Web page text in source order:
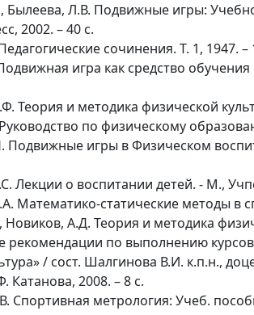
Л.В. Подвижные игры:
2002. – 40 с.
сочинения. Т. 1, 1947. –
игра как средство
Теория и методика физической
по физическому
Подвижные игры в Физическом
Лекции о воспитании детей. - М.,
Математико-статические методы в
А.Д. Теория и методика
рекомендации по выполнению
/ сост. Шалгинова В.И. к.п.н.,
Катанова, 2008. – 8 с.
Спортивная метрология: Учеб.